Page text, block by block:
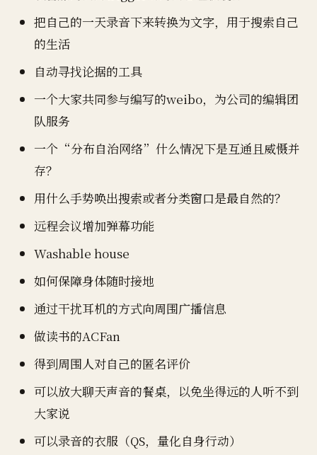
把自己的一天录音下来转换为文字，用于搜索自己
的生活
自动寻找论据的工具
一个大家共同参与编写的weibo，为公司的编辑团
队服务
一个“分布自治网络”什么情况下是互通且威慑并
存？
用什么手势唤出搜索或者分类窗口是最自然的？
远程会议增加弹幕功能
Washable house
如何保障身体随时接地
通过干扰耳机的方式向周围广播信息
做读书的ACFan
得到周围人对自己的匿名评价
可以放大聊天声音的餐桌，以免坐得远的人听不到
大家说
可以录音的衣服（QS，量化自身行动）